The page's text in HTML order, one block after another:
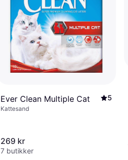
Ever Clean Multiple Cat 5
Kattesand
269 kr
7 butikker